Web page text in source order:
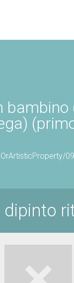
bambino
dipinto